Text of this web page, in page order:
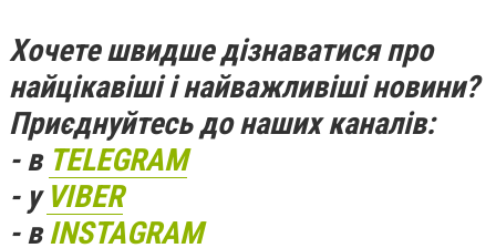
Хочете швидше дізнаватися про
найцікавіші і найважливіші новини?
Приєднуйтесь до наших каналів:
- в TELEGRAM
- у VIBER
- вINSTAGRAM